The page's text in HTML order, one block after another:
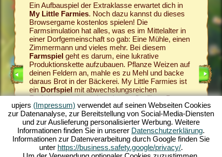
My
dem
Ein Aufbauspiel der Extraklasse erwartet dich in
My Little Farmies. Noch dazu kannst du dieses
Browsergame kostenlos spielen! Die
Farmsimulation hat alles, was es im Mittelalter in
einer Dorfgemeinschaft so gab: Eine Mühle, einen
Zimmermann und vieles mehr. Bei diesem
Farmspielgeht es darum, eine lukrative
Produktionskette aufzubauen. Pflanze Weizen auf
deinen Feldern an, mahle es zu Mehl und backe
daraus Brot in der Bäckerei. My Little Farmies ist
ein Dorfspielmit abwechslungsreichen
Funktionen und wunderschönen Grafiken. Du
gestaltest die Landwirtschaft in all ihren Facetten:
Vom Gemüseanbau bis hin zur Viehzucht. Dabei
triffst du auf traditionelle Nutztiere, wie das
Mangalica-Schwein oder das Wollhuhn. Erschaffe
blühende Landschaften in My Little Farmies –
spiele jetzt kostenlos eines der schönstenOnline
sollst
Wein im
aus.
gehört,
liefern
sorgen
wird.
edle
My
deinen
dem
Welt
upjers (Impressum) verwendet auf seinen Webseiten Cookies
zur Datenanalyse, zur Bereitstellung von Social-Media-Diensten
und zur Auslieferung personalisierter Werbung. Weitere
Informationen finden Sie in unserer Datenschutzerklärung.
Informationen zur Datenverarbeitung durch Google finden Sie
unter https://business.safety.google/privacy/.